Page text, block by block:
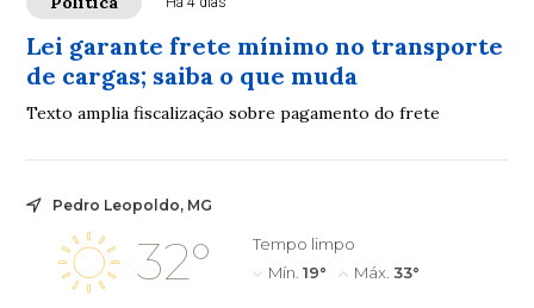
Lei garante frete mínimo no transporte
de cargas; saiba o que muda
Texto amplia fiscalização sobre pagamento do frete
Pedro Leopoldo, MG
32°
Tempo limpo
Mín. 19° Máx. 33°